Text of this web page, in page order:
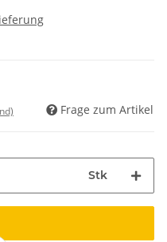
Frage zum Artikel
Stk